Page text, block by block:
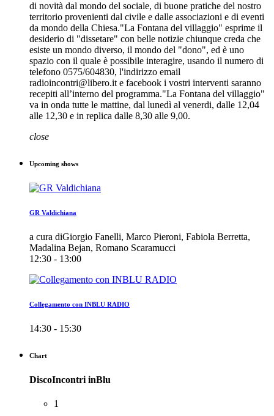
di novità dal mondo del sociale, di buone pratiche del nostro
territorio provenienti dal civile e dalle associazioni e di eventi
da mondo della Chiesa."La Fontana del villaggio" esprime il
desiderio di "dissetare" con belle notizie chiunque creda che
esiste un mondo diverso, il mondo del "dono", ed è uno
spazio con il quale è possibile interagire, usando il numero di
telefono 0575/604830, l'indirizzo email
radioincontri@libero.it e facebook i vostri interventi saranno
recepiti all’interno del programma."La Fontana del villaggio"
va in onda tutte le mattine, dal lunedì al venerdi, dalle 12,04
alle 12,30 e in replica dalle 8,30 alle 9,00.
close
Upcoming shows
GR Valdichiana
a cura diGiorgio Fanelli, Marco Pieroni, Fabiola Berretta,
Madalina Bejan, Romano Scaramucci
12:30 - 13:00
Collegamento con INBLU RADIO
14:30 - 15:30
Chart
DiscoIncontri inBlu
1